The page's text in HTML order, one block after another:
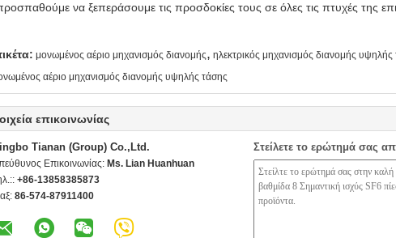
να ξεπεράσουμε τις προσδοκίες τους σε όλες τις πτυχές της
μονωμένος αέριο μηχανισμός διανομής, ηλεκτρικός μηχανισμός διανομής υψηλής
αέριο μηχανισμός διανομής υψηλής τάσης
επικοινωνίας
Tianan (Group) Co.,Ltd.
Επικοινωνίας: Ms. Lian Huanhuan
+86-13858385873
86-574-87911400
Στείλετε το ερώτημά σας